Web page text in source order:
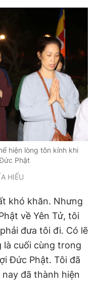
hiện lòng tôn kính khi
Phật
HIẾU
khó khăn. Nhưng
về Yên Tử, tôi
đưa tôi đi. Có lẽ
là cuối cùng trong
Đức Phật. Tôi đã
đã thành hiện